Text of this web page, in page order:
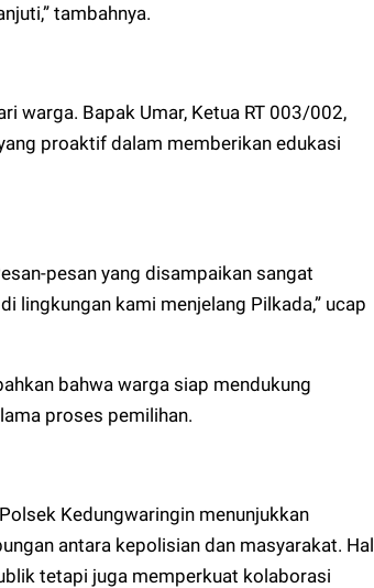
tambahnya.
warga. Bapak Umar, Ketua RT 003/002,
proaktif dalam memberikan edukasi
pesan yang disampaikan sangat
lingkungan kami menjelang Pilkada,” ucap
bahwa warga siap mendukung
proses pemilihan.
Kedungwaringin menunjukkan
antara kepolisian dan masyarakat. Hal
tetapi juga memperkuat kolaborasi